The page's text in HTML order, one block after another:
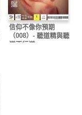
信仰不像你預期
（008）- 聽道精與聽
道不行道